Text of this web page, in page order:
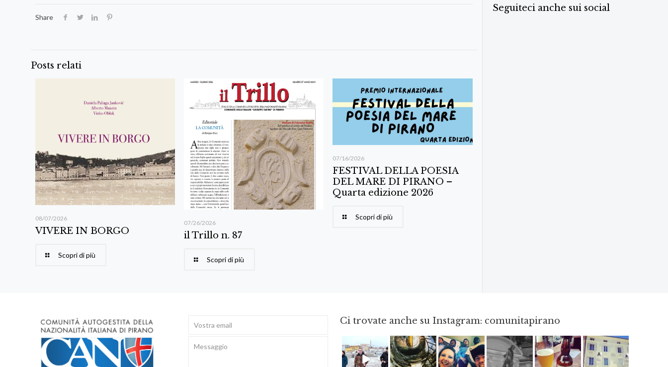
Share
Posts relati
08/07/2026
VIVERE IN BORGO
Scopri di più
07/26/2026
il Trillo n. 87
Scopri di più
07/16/2026
FESTIVAL DELLA POESIA
DEL MARE DI PIRANO –
Quarta edizione 2026
Scopri di più
Seguiteci anche sui social
Ci trovate anche su Instagram: comunitapirano